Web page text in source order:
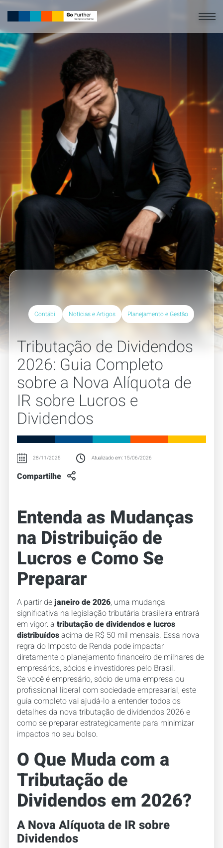
Contábil Notícias e Artigos Planejamento e Gestão
Tributação de Dividendos
2026: Guia Completo
sobre a Nova Alíquota de
IR sobre Lucros e
Dividendos
28/11/2025 Atualizado em: 15/06/2026
Compartilhe
Entenda as Mudanças
na Distribuição de
Lucros e Como Se
Preparar
A partir dejaneiro de 2026, uma mudança
significativa na legislação tributária brasileira entrará
em vigor: a tributação de dividendos e lucros
distribuídosacima de R$ 50 mil mensais. Essa nova
regra do Imposto de Renda pode impactar
diretamente o planejamento financeiro de milhares de
empresários, sócios e investidores pelo Brasil.
Se você é empresário, sócio de uma empresa ou
profissional liberal com sociedade empresarial, este
guia completo vai ajudá-lo a entender todos os
detalhes da nova tributação de dividendos 2026 e
como se preparar estrategicamente para minimizar
impactos no seu bolso.
O Que Muda com a
Tributação de
Dividendos em 2026?
A Nova Alíquota de IR sobre
Dividendos